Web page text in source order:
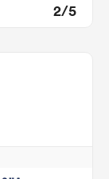
2/5